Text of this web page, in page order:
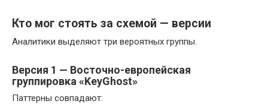
Кто мог стоять за схемой — версии
Аналитики выделяют три вероятных группы.
Версия 1 — Восточно-европейская
группировка «KeyGhost»
Паттерны совпадают: